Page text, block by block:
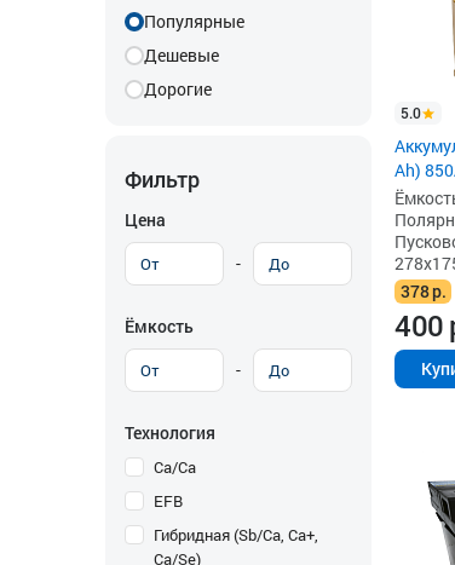
Популярные
Дешевые
Дорогие
Фильтр
Цена
-
Ёмкость
-
Технология
Ca/Ca
EFB
Гибридная (Sb/Ca, Ca+,
Ca/Se)
5.0
Ah)
378р.
400